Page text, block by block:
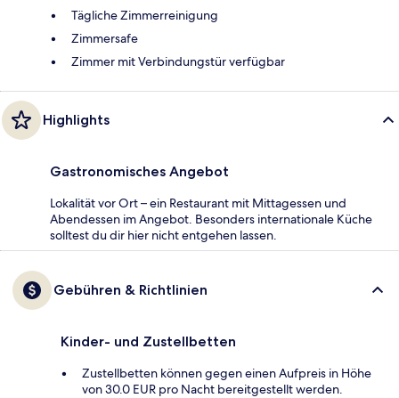
Tägliche Zimmerreinigung
Zimmersafe
Zimmer mit Verbindungstür verfügbar
Highlights
Gastronomisches Angebot
Lokalität vor Ort – ein Restaurant mit Mittagessen und
Abendessen im Angebot. Besonders internationale Küche
solltest du dir hier nicht entgehen lassen.
Gebühren & Richtlinien
Kinder- und Zustellbetten
Zustellbetten können gegen einen Aufpreis in Höhe
von 30.0 EUR pro Nacht bereitgestellt werden.